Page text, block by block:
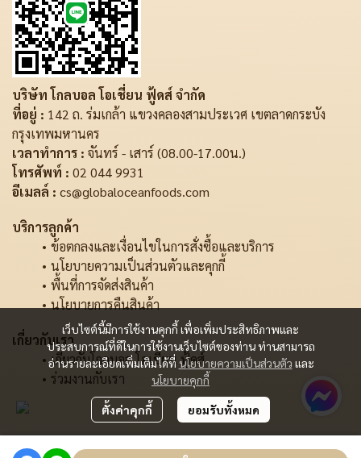
เว็บไซต์นี้มีการใช้งานคุกกี้ เพื่อเพิ่มประสิทธิภาพและ
ประสบการณ์ที่ดีในการใช้งานเว็บไซต์ของท่าน ท่านสามารถ
อ่านรายละเอียดเพิ่มเติมได้ที่ นโยบายความเป็นส่วนตัว และ
นโยบายคุกกี้
ตั้งค่าคุกกี้ ยอมรับทั้งหมด
บริษัท โกลบอล โอเชี่ยน ฟู้ดส์ จำกัด
ที่อยู่ : 142 ถ. ร่มเกล้า แขวงคลองสามประเวศ เขตลาดกระบัง
กรุงเทพมหานคร
เวลาทำการ : จันทร์ - เสาร์ (08.00-17.00น.)
โทรศัพท์ : 02 044 9931
อีเมลล์ : cs@globaloceanfoods.com
บริการลูกค้า
ข้อตกลงและเงื่อนไขในการสั่งซื้อและบริการ
นโยบายความเป็นส่วนตัวและคุกกี้
พื้นที่การจัดส่งสินค้า
นโยบายการคืนสินค้า
เกี่ยวกับเรา
เกี่ยวกับโกลบอล โอเชี่ยน ฟู้ดส์
ร่วมงานกับเรา